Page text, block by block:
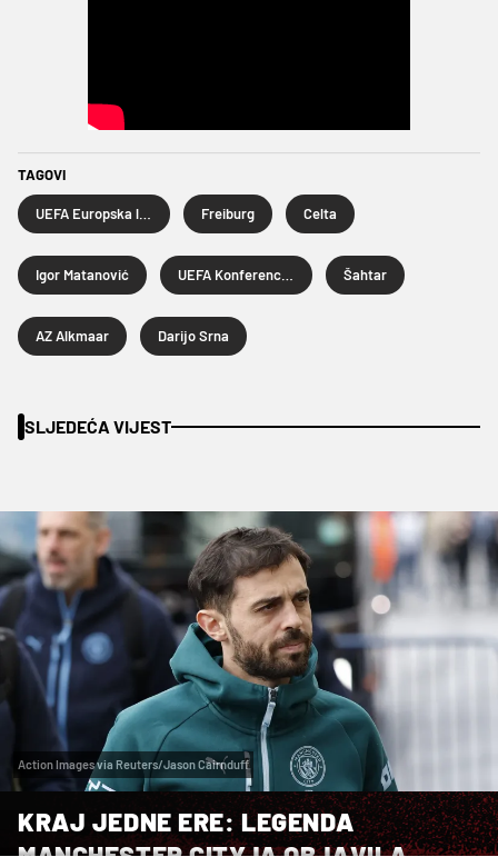
TAGOVI
Freiburg Celta
Igor Matanović Šahtar
AZ Alkmaar Darijo Srna
SLJEDEĆA VIJEST
Action Images via Reuters/Jason Cairnduff
KRAJ JEDNE ERE: LEGENDA
MANCHESTER CITYJA OBJAVILA